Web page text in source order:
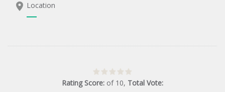
Location
Rating Score: of 10, Total Vote: